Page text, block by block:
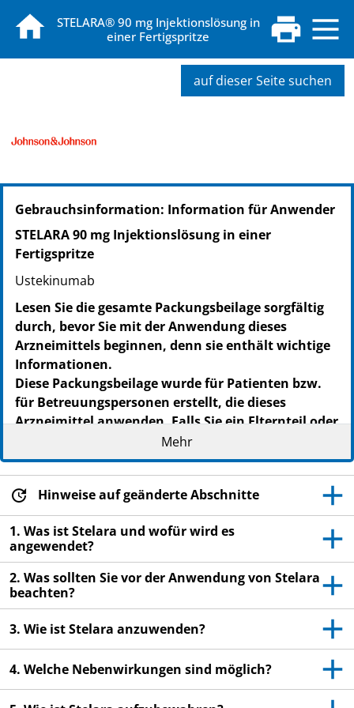
STELARA® 90 mg Injektionslösung in
einer Fertigspritze
auf dieser Seite suchen
PZN: 06435992
PPN: 110643599238
NTIN: 04150064359920
Gebrauchsinformation: Information für Anwender
STELARA 90 mg Injektionslösung in einer
Fertigspritze
Ustekinumab
Lesen Sie die gesamte Packungsbeilage sorgfältig
durch, bevor Sie mit der Anwendung dieses
Arzneimittels beginnen, denn sie enthält wichtige
Informationen.
Diese Packungsbeilage wurde für Patienten bzw.
für Betreuungspersonen erstellt, die dieses
Arzneimittel anwenden. Falls Sie ein Elternteil oder
eine Betreuungsperson sind, die Stelara einem
Kind verabreicht, lesen Sie bitte diese
Informationen besonders sorgfältig.
Heben Sie die Packungsbeilage auf. Vielleicht
möchten Sie diese später nochmals lesen.
Wenn Sie weitere Fragen haben, wenden Sie sich
an Ihren Arzt oder Apotheker.
Dieses Arzneimittel wurde Ihnen persönlich
verschrieben. Geben Sie es nicht an Dritte weiter.
Es kann anderen Menschen schaden, auch wenn
diese die gleichen Beschwerden haben wie Sie.
Wenn Sie Nebenwirkungen bemerken, wenden Sie
sich an Ihren Arzt oder Apotheker. Dies gilt auch
Mehr
Hinweise auf geänderte Abschnitte
1. Was ist Stelara und wofür wird es
angewendet?
2. Was sollten Sie vor der Anwendung von Stelara
beachten?
3. Wie ist Stelara anzuwenden?
4. Welche Nebenwirkungen sind möglich?